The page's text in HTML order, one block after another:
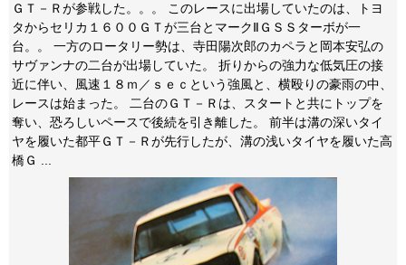
ＧＴ－Ｒが参戦した。。。 このレースに出場していたのは、トヨ
タからセリカ１６００ＧＴが三台とマークⅡＧＳＳターボが一
台。。 一方のロータリー勢は、寺田陽次郎のカペラと岡本安弘の
サヴァンナの二台が出場していた。 折りからの強力な低気圧の接
近に伴い、風速１８ｍ／ｓｅｃという強風と、横殴りの豪雨の中、
レースは始まった。 二台のＧＴ－Ｒは、スタートと共にトップを
奪い、恐ろしいペースで後続を引き離した。 前半は溝の深いタイ
ヤを履いた都平ＧＴ－Ｒが先行したが、溝の浅いタイヤを履いた高
橋Ｇ ...